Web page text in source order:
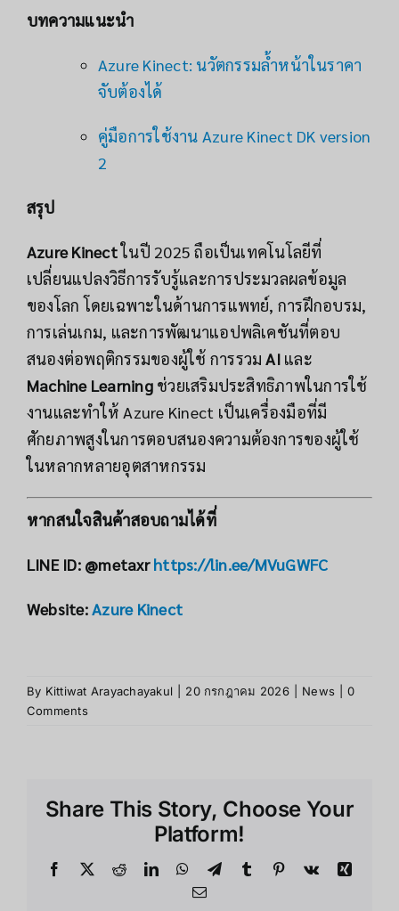
บทความแนะนำ
Azure Kinect: นวัตกรรมล้ำหน้าในราคา
จับต้องได้
คู่มือการใช้งาน Azure Kinect DK version
2
สรุป
Azure Kinectในปี 2025 ถือเป็นเทคโนโลยีที่
เปลี่ยนแปลงวิธีการรับรู้และการประมวลผลข้อมูล
ของโลก โดยเฉพาะในด้านการแพทย์, การฝึกอบรม,
การเล่นเกม, และการพัฒนาแอปพลิเคชันที่ตอบ
สนองต่อพฤติกรรมของผู้ใช้ การรวมAIและ
Machine Learningช่วยเสริมประสิทธิภาพในการใช้
งานและทำให้ Azure Kinect เป็นเครื่องมือที่มี
ศักยภาพสูงในการตอบสนองความต้องการของผู้ใช้
ในหลากหลายอุตสาหกรรม
หากสนใจสินค้าสอบถามได้ที่
LINE ID: @metaxrhttps://lin.ee/MVuGWFC
Website:Azure Kinect
By Kittiwat Arayachayakul 20 กรกฎาคม 2026 News
0
Comments
Share This Story, Choose Your
Platform!
Facebook
X RedditLinkedInWhatsApp
TelegramTumblr Pinterest
Vk
Xing
Email